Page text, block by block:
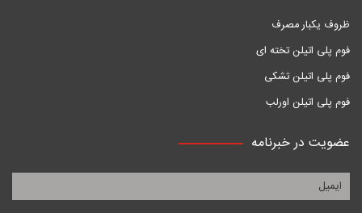
ظروف یکبار مصرف
فوم پلی اتیلن تخته ای
فوم پلی اتیلن تشکی
فوم پلی اتیلن اورلب
عضویت در خبرنامه